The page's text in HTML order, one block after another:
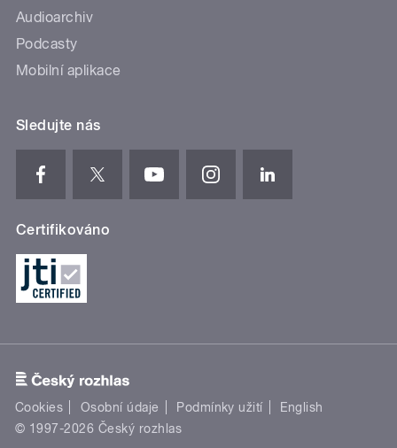
Audioarchiv
Podcasty
Mobilní aplikace
Sledujte nás
Certifikováno
Cookies Osobní údaje Podmínky užití
English
© 1997-2026 Český rozhlas